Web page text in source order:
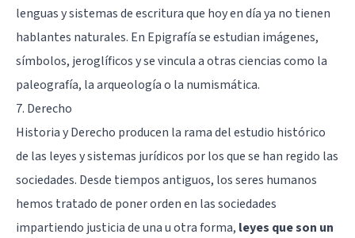
lenguas y sistemas de escritura que hoy en día ya no tienen
hablantes naturales. En Epigrafía se estudian imágenes,
símbolos, jeroglíficos y se vincula a otras ciencias como la
paleografía, la arqueología o la numismática.
7. Derecho
Historia y Derecho producen la rama del estudio histórico
de las leyes y sistemas jurídicos por los que se han regido las
sociedades. Desde tiempos antiguos, los seres humanos
hemos tratado de poner orden en las sociedades
impartiendo justicia de una u otra forma, leyes que son un